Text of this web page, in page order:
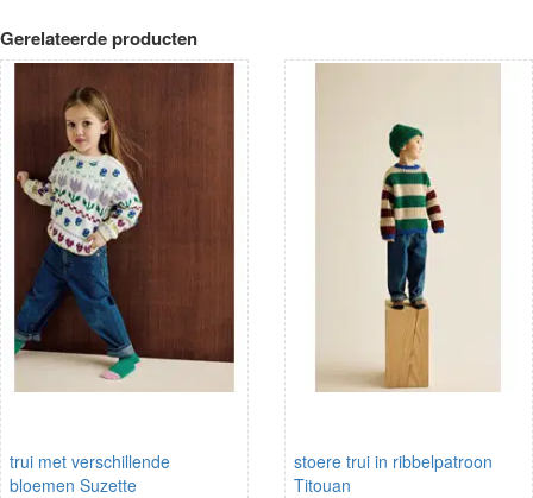
Gerelateerde producten
trui met verschillende
bloemen Suzette
stoere trui in ribbelpatroon
Titouan